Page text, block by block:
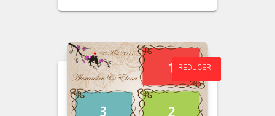
a
50,00 lei.
este:
REDUCERI!
REDUCERI!